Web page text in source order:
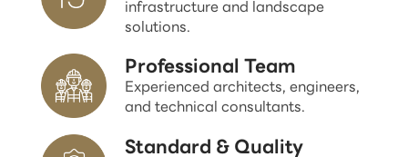
infrastructure and landscape
solutions.
Professional Team
Experienced architects, engineers,
and technical consultants.
Standard & Quality